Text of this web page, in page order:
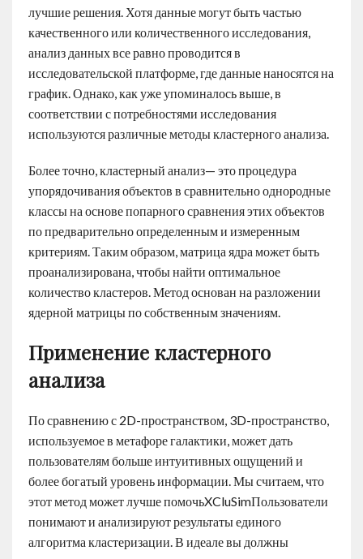
лучшие решения. Хотя данные могут быть частью
качественного или количественного исследования,
анализ данных все равно проводится в
исследовательской платформе, где данные наносятся на
график. Однако, как уже упоминалось выше, в
соответствии с потребностями исследования
используются различные методы кластерного анализа.
Более точно, кластерный анализ— это процедура
упорядочивания объектов в сравнительно однородные
классы на основе попарного сравнения этих объектов
по предварительно определенным и измеренным
критериям. Таким образом, матрица ядра может быть
проанализирована, чтобы найти оптимальное
количество кластеров. Метод основан на разложении
ядерной матрицы по собственным значениям.
Применение кластерного
анализа
По сравнению с 2D-пространством, 3D-пространство,
используемое в метафоре галактики, может дать
пользователям больше интуитивных ощущений и
более богатый уровень информации. Мы считаем, что
этот метод может лучше помочьXCluSimПользователи
понимают и анализируют результаты единого
алгоритма кластеризации. В идеале вы должны